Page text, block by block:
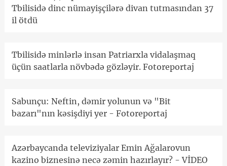
Tbilisidə dinc nümayişçilərə divan tutmasından 37
il ötdü
Tbilisidə minlərlə insan Patriarxla vidalaşmaq
üçün saatlarla növbədə gözləyir. Fotoreportaj
Sabunçu: Neftin, dəmir yolunun və "Bit
bazarı"nın kəsişdiyi yer - Fotoreportaj
Azərbaycanda televiziyalar Emin Ağalarovun
kazino biznesinə necə zəmin hazırlayır? - VİDEO